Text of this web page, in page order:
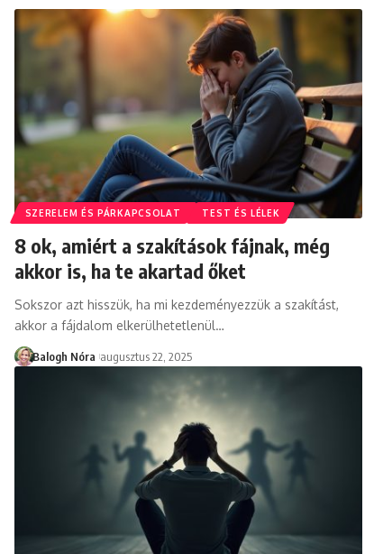
SZERELEM ÉS PÁRKAPCSOLAT TEST ÉS LÉLEK
8 ok, amiért a szakítások fájnak, még
akkor is, ha te akartad őket
Sokszor azt hisszük, ha mi kezdeményezzük a szakítást,
akkor a fájdalom elkerülhetetlenül…
Balogh Nóra augusztus 22, 2025